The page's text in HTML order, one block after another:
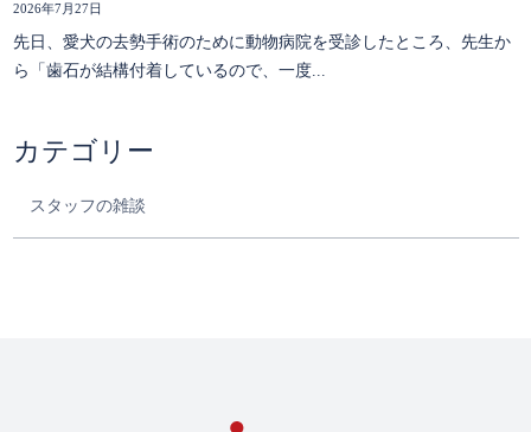
2026年7月27日
先日、愛犬の去勢手術のために動物病院を受診したところ、先生か
ら「歯石が結構付着しているので、一度...
カテゴリー
スタッフの雑談